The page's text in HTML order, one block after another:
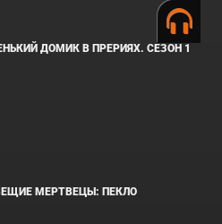
ДОМИК В ПРЕРИЯХ. СЕЗОН 1
МЕРТВЕЦЫ: ПЕКЛО